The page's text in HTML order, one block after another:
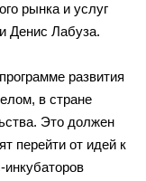
рынка и услуг
Денис Лабуза.
программе развития
в стране
Это должен
перейти от идей к
инкубаторов